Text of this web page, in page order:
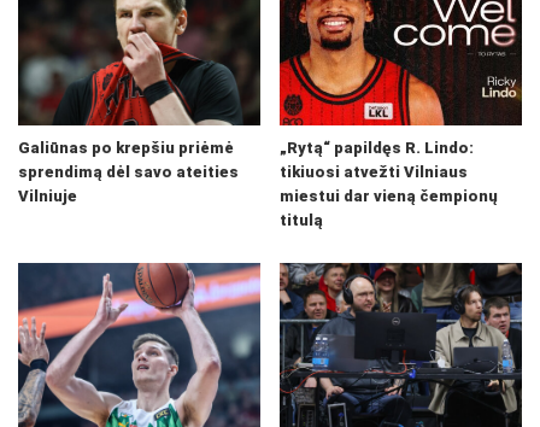
Galiūnas po krepšiu priėmė
sprendimą dėl savo ateities
Vilniuje
„Rytą“ papildęs R. Lindo:
tikiuosi atvežti Vilniaus
miestui dar vieną čempionų
titulą